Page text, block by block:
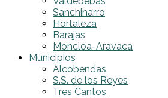
Sanchinarro
Hortaleza
Barajas
Moncloa-Aravaca
Municipios
Alcobendas
S.S. de los Reyes
Tres Cantos